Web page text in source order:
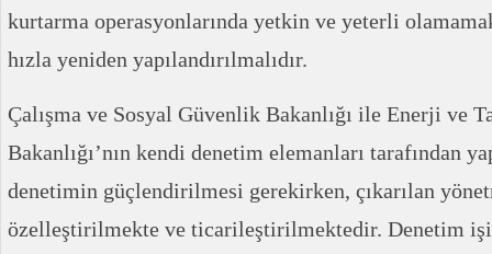
kurtarma operasyonlarında yetkin ve yeterli
hızla yeniden yapılandırılmalıdır.
Çalışma ve Sosyal Güvenlik Bakanlığı ile Enerji ve
Bakanlığı’nın kendi denetim elemanları tarafından
denetimin güçlendirilmesi gerekirken, çıkarılan
özelleştirilmekte ve ticarileştirilmektedir. Denetim